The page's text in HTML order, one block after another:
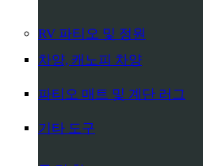
RV 파티오 및 정원
차양, 캐노피 차양
파티오 매트 및 계단 러그
기타 도구